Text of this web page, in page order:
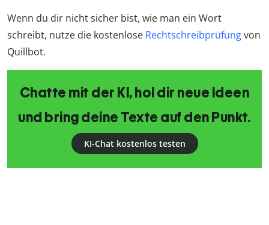
Wenn du dir nicht sicher bist, wie man ein Wort
schreibt, nutze die kostenlose Rechtschreibprüfungvon
Quillbot.
Chatte mit der KI, hol dir neue Ideen
und bring deine Texte auf den Punkt.
KI-Chat kostenlos testen